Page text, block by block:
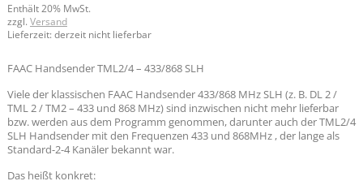
Enthält 20% MwSt.
zzgl. Versand
Lieferzeit: derzeit nicht lieferbar
FAAC Handsender TML2/4 – 433/868 SLH
Viele der klassischen FAAC Handsender 433/868 MHz SLH (z. B. DL 2 /
TML 2 / TM2 – 433 und 868 MHz) sind inzwischen nicht mehr lieferbar
bzw. werden aus dem Programm genommen, darunter auch der TML2/4
SLH Handsender mit den Frequenzen 433 und 868MHz , der lange als
Standard-2-4 Kanäler bekannt war.
Das heißt konkret: